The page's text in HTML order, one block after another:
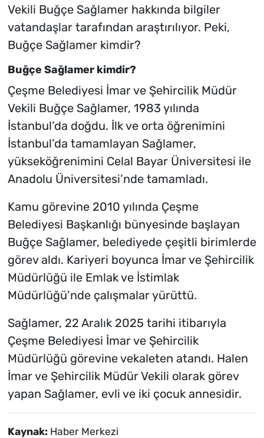
Vekili Buğçe Sağlamer hakkında bilgiler
vatandaşlar tarafından araştırılıyor. Peki,
Buğçe Sağlamer kimdir?
Buğçe Sağlamer kimdir?
Çeşme Belediyesi İmar ve Şehircilik Müdür
Vekili Buğçe Sağlamer, 1983 yılında
İstanbul’da doğdu. İlk ve orta öğrenimini
İstanbul’da tamamlayan Sağlamer,
yükseköğrenimini Celal Bayar Üniversitesi ile
Anadolu Üniversitesi’nde tamamladı.
Kamu görevine 2010 yılında Çeşme
Belediyesi Başkanlığı bünyesinde başlayan
Buğçe Sağlamer, belediyede çeşitli birimlerde
görev aldı. Kariyeri boyunca İmar ve Şehircilik
Müdürlüğü ile Emlak ve İstimlak
Müdürlüğü’nde çalışmalar yürüttü.
Sağlamer, 22 Aralık 2025 tarihi itibarıyla
Çeşme Belediyesi İmar ve Şehircilik
Müdürlüğü görevine vekaleten atandı. Halen
İmar ve Şehircilik Müdür Vekili olarak görev
yapan Sağlamer, evli ve iki çocuk annesidir.
Kaynak: Haber Merkezi